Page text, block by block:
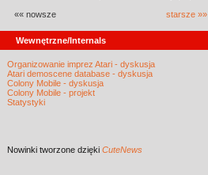
«« nowsze starsze »»
Wewnętrzne/Internals
Organizowanie imprez Atari - dyskusja
Atari demoscene database - dyskusja
Colony Mobile - dyskusja
Colony Mobile - projekt
Statystyki
Nowinki tworzone dzięki CuteNews